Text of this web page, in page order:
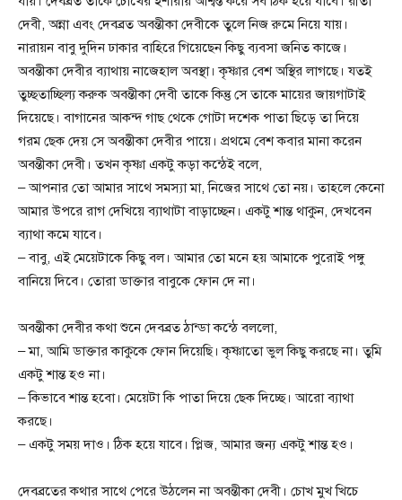
দেবী, অন্না এবং দেবব্রত অবন্তীকা দেবীকে তুলে নিজ রুমে নিয়ে যায়।
নারায়ন বাবু দুদিন ঢাকার বাহিরে গিয়েছেন কিছু ব্যবসা জনিত কাজে।
অবন্তীকা দেবীর ব্যাথায় নাজেহাল অবস্থা। কৃষ্ণার বেশ অস্থির লাগছে। যতই
তুচ্ছতাচ্ছিল্য করুক অবন্তীকা দেবী তাকে কিন্তু সে তাকে মায়ের জায়গাটাই
দিয়েছে। বাগানের আকন্দ গাছ থেকে গোটা দশেক পাতা ছিড়ে তা দিয়ে
গরম ছেক দেয় সে অবন্তীকা দেবীর পায়ে। প্রথমে বেশ কবার মানা করেন
অবন্তীকা দেবী। তখন কৃষ্ণা একটু কড়া কন্ঠেই বলে,
– আপনার তো আমার সাথে সমস্যা মা, নিজের সাথে তো নয়। তাহলে কেনো
আমার উপরে রাগ দেখিয়ে ব্যাথাটা বাড়াচ্ছেন। একটু শান্ত থাকুন, দেখবেন
ব্যাথা কমে যাবে।
– বাবু, এই মেয়েটাকে কিছু বল। আমার তো মনে হয় আমাকে পুরোই পঙ্গু
বানিয়ে দিবে। তোরা ডাক্তার বাবুকে ফোন দে না।
অবন্তীকা দেবীর কথা শুনে দেবব্রত ঠান্ডা কন্ঠে বললো,
– মা, আমি ডাক্তার কাকুকে ফোন দিয়েছি। কৃষ্ণাতো ভুল কিছু করছে না। তুমি
একটু শান্ত হও না।
– কিভাবে শান্ত হবো। মেয়েটা কি পাতা দিয়ে ছেক দিচ্ছে। আরো ব্যাথা
করছে।
– একটু সময় দাও। ঠিক হয়ে যাবে। প্লিজ, আমার জন্য একটু শান্ত হও।
দেবব্রতের কথার সাথে পেরে উঠলেন না অবন্তীকা দেবী। চোখ মুখ খিচে